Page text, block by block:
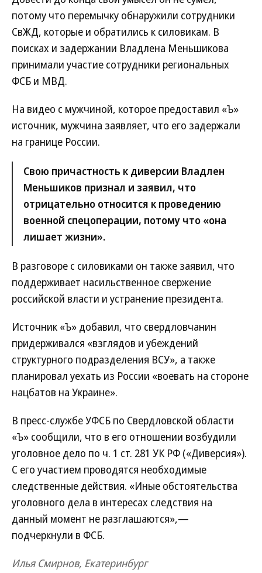
потому что перемычку обнаружили сотрудники
СвЖД, которые и обратились к силовикам. В
поисках и задержании Владлена Меньшикова
принимали участие сотрудники региональных
ФСБ и МВД.
На видео с мужчиной, которое предоставил «Ъ»
источник, мужчина заявляет, что его задержали
на границе России.
Свою причастность к диверсии Владлен
Меньшиков признал и заявил, что
отрицательно относится к проведению
военной спецоперации, потому что «она
лишает жизни».
В разговоре с силовиками он также заявил, что
поддерживает насильственное свержение
российской власти и устранение президента.
Источник «Ъ» добавил, что свердловчанин
придерживался «взглядов и убеждений
структурного подразделения ВСУ», а также
планировал уехать из России «воевать на стороне
нацбатов на Украине».
В пресс-службе УФСБ по Свердловской области
«Ъ» сообщили, что в его отношении возбудили
уголовное дело по ч. 1 ст. 281 УК РФ («Диверсия»).
С его участием проводятся необходимые
следственные действия. «Иные обстоятельства
уголовного дела в интересах следствия на
данный момент не разглашаются»,—
подчеркнули в ФСБ.
Илья Смирнов, Екатеринбург